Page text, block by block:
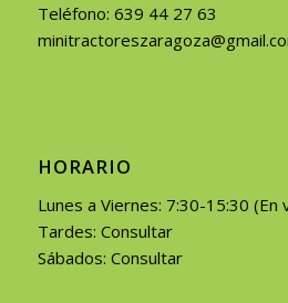
Teléfono: 639 44 27 63
HORARIO
Lunes a Viernes: 7:30-15:30 (En
Tardes: Consultar
Sábados: Consultar